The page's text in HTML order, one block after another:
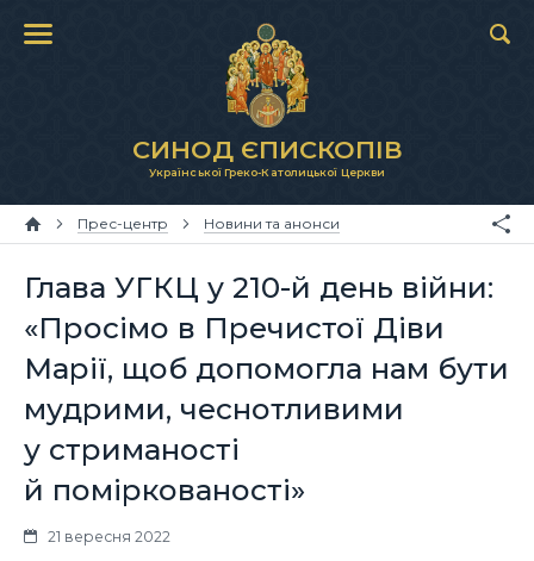
СИНОД ЄПИСКОПІВ
Української Греко-Католицької Церкви
Прес-центр Новини та анонси
Глава УГКЦ у 210-й день війни:
«Просімо в Пречистої Діви
Марії, щоб допомогла нам бути
мудрими, чеснотливими
у стриманості
й поміркованості»
21 вересня 2022